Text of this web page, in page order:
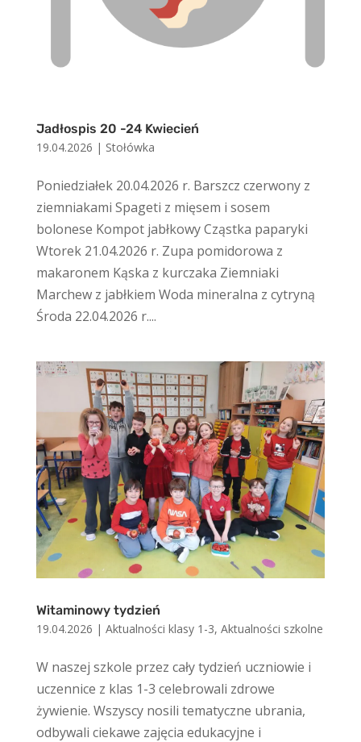
Jadłospis 20 -24 Kwiecień
19.04.2026 | Stołówka
Poniedziałek 20.04.2026 r. Barszcz czerwony z
ziemniakami Spageti z mięsem i sosem
bolonese Kompot jabłkowy Cząstka paparyki
Wtorek 21.04.2026 r. Zupa pomidorowa z
makaronem Kąska z kurczaka Ziemniaki
Marchew z jabłkiem Woda mineralna z cytryną
Środa 22.04.2026 r....
Witaminowy tydzień
19.04.2026 | Aktualności klasy 1-3, Aktualności szkolne
W naszej szkole przez cały tydzień uczniowie i
uczennice z klas 1-3 celebrowali zdrowe
żywienie. Wszyscy nosili tematyczne ubrania,
odbywali ciekawe zajęcia edukacyjne i